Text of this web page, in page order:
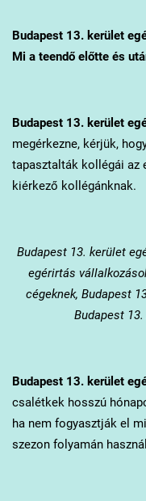
Budapest 13. kerület
Mi a teendő előtte és
Budapest 13. kerület
megérkezne, kérjük,
tapasztalták kollégái az
kiérkező kollégánknak.
Budapest 13. kerület
egérirtás
cégeknek, Budapest
Budapest
Budapest 13. kerület
csalétkek hosszú
ha nem fogyasztják el
szezon folyamán